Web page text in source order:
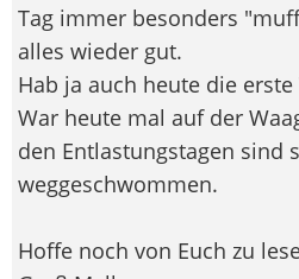
Tag immer besonders
alles wieder gut.
Hab ja auch heute die
War heute mal auf der
den Entlastungstagen sind
weggeschwommen.
Hoffe noch von Euch zu